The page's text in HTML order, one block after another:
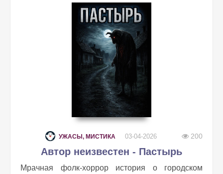
УЖАСЫ, МИСТИКА 03-04-2026 200
Автор неизвестен - Пастырь
Мрачная фолк-хоррор история о городском